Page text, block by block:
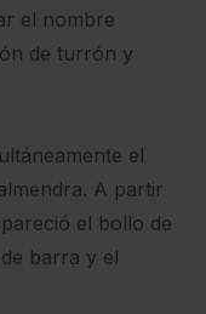
el nombre
de turrón y
el
A partir
el bollo de
barra y el